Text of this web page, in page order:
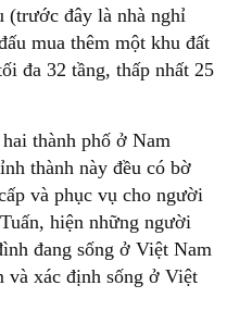
(trước đây là nhà nghỉ
mua thêm một khu đất
đa 32 tầng, thấp nhất 25
thành phố ở Nam
thành này đều có bờ
và phục vụ cho người
hiện những người
đang sống ở Việt Nam
và xác định sống ở Việt